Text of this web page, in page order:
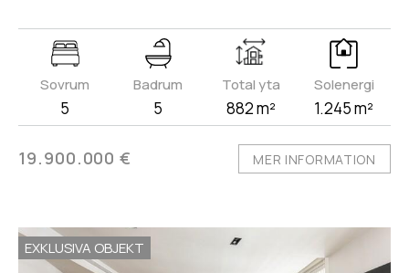
Sovrum
5
Badrum
5
Total yta
882 m²
Solenergi
1.245 m²
19.900.000 € MER INFORMATION
EXKLUSIVA OBJEKT